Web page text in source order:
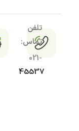
تلفن
تماس:
021-
45537